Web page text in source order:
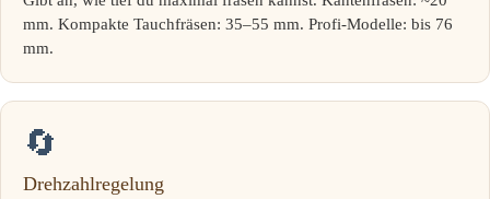
mm. Kompakte Tauchfräsen: 35–55 mm. Profi-Modelle: bis 76
mm.
🔄
Drehzahlregelung